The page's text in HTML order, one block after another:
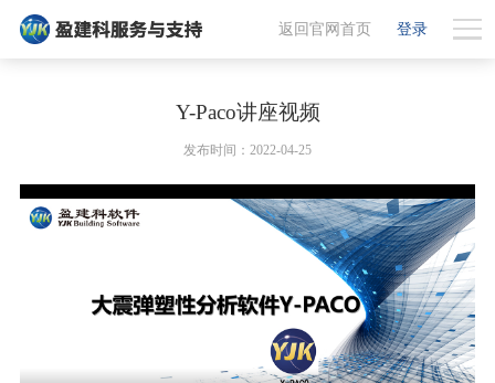
登录
返回官网首页
Y-Paco讲座视频
发布时间：2022-04-25